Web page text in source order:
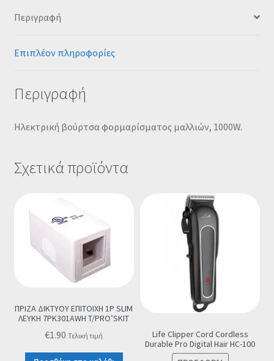
Περιγραφή
Επιπλέον πληροφορίες
Περιγραφή
Ηλεκτρική βούρτσα φορμαρίσματος μαλλιών, 1000W.
Σχετικά προϊόντα
ΠΡΙΖΑ ΔΙΚΤΥΟΥ ΕΠΙΤΟΙΧΗ 1P SLIM
ΛΕΥΚΗ 7PK301AWH T/PRO’SKIT
€1.90 Τελική τιμή
Life Clipper Cord Cordless
Durable Pro Digital Hair HC-100